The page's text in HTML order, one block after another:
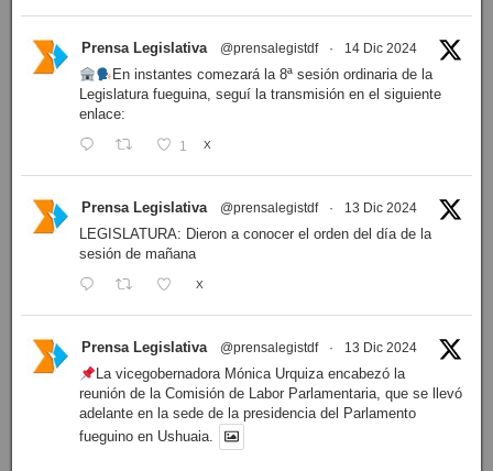
Prensa Legislativa @prensalegistdf · 14 Dic 2024
En instantes comezará la 8ª sesión ordinaria de la
Legislatura fueguina, seguí la transmisión en el siguiente
enlace:
1 X
Prensa Legislativa @prensalegistdf · 13 Dic 2024
LEGISLATURA: Dieron a conocer el orden del día de la
sesión de mañana
X
Prensa Legislativa @prensalegistdf · 13 Dic 2024
La vicegobernadora Mónica Urquiza encabezó la
reunión de la Comisión de Labor Parlamentaria, que se llevó
adelante en la sede de la presidencia del Parlamento
fueguino en Ushuaia.